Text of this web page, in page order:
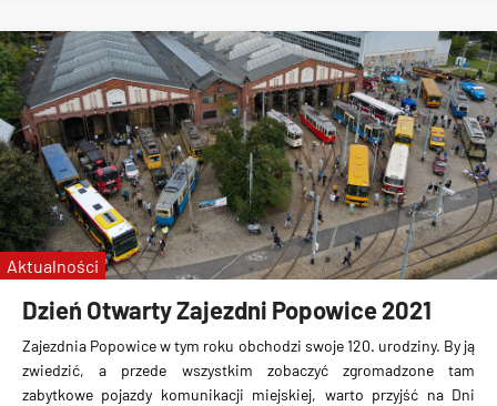
Dzień Otwarty Zajezdni Popowice 2021
Zajezdnia Popowice w tym roku obchodzi swoje 120. urodziny. By ją
zwiedzić, a przede wszystkim zobaczyć zgromadzone tam
zabytkowe pojazdy komunikacji miejskiej, warto przyjść na Dni
Aktualności